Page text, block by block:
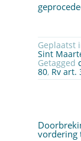
Geplaatst
Sint
Getagged
80, Rv art.
vordering